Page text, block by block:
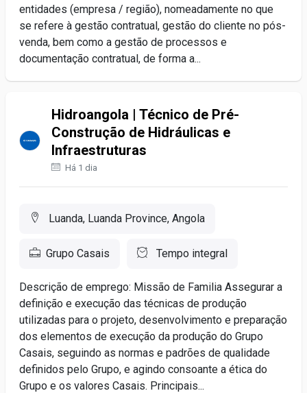
entidades (empresa / região), nomeadamente no que
se refere à gestão contratual, gestão do cliente no pós-
venda, bem como a gestão de processos e
documentação contratual, de forma a...
Hidroangola | Técnico de Pré-
Construção de Hidráulicas e
Infraestruturas
Há 1 dia
Luanda, Luanda Province, Angola
Grupo Casais Tempo integral
Descrição de emprego: Missão de Familia Assegurar a
definição e execução das técnicas de produção
utilizadas para o projeto, desenvolvimento e preparação
dos elementos de execução da produção do Grupo
Casais, seguindo as normas e padrões de qualidade
definidos pelo Grupo, e agindo consoante a ética do
Grupo e os valores Casais. Principais...